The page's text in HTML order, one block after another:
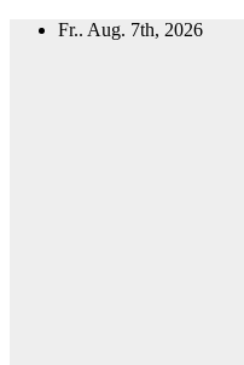
Zum
Fr.. Aug. 7th, 2026